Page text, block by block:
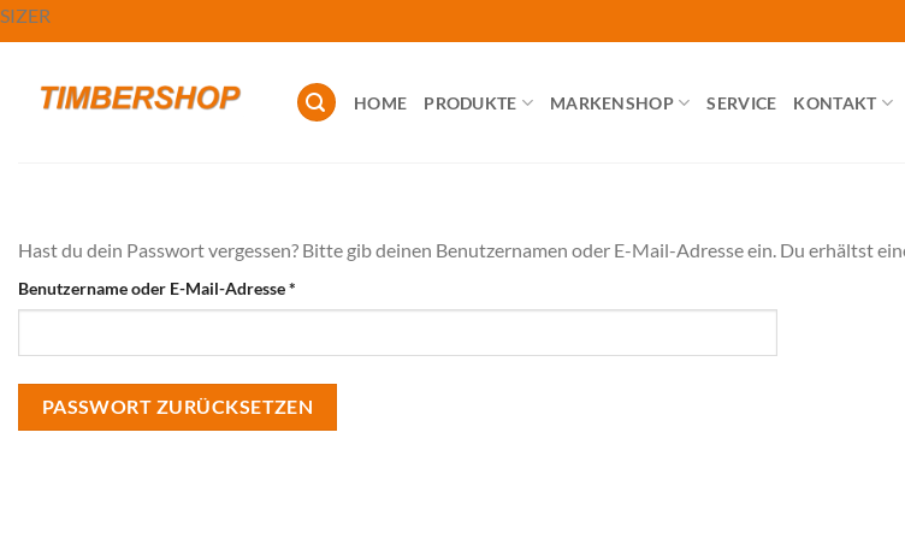
Zum
Inhalt
HOME PRODUKTE MARKENSHOP SERVICE KONTAKT
Hast du dein Passwort vergessen? Bitte gib deinen Benutzernamen oder E-Mail-Adresse ein. Du erhältst
Benutzername oder E-Mail-Adresse*
PASSWORT ZURÜCKSETZEN
SIZER